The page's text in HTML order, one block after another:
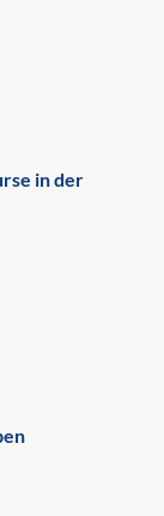
in der